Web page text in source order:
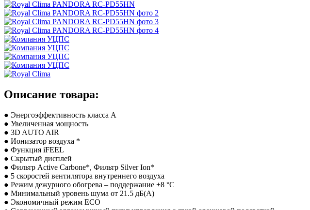
Описание товара:
● Энергоэффективность класса А
● Увеличенная мощность
● 3D AUTO AIR
● Ионизатор воздуха *
● Функция iFEEL
● Скрытый дисплей
● Фильтр Active Carbone*, Фильтр Silver Ion*
● 5 скоростей вентилятора внутреннего воздуха
● Режим дежурного обогрева – поддержание +8 °С
● Минимальный уровень шума от 21.5 дБ(А)
● Экономичный режим ECO